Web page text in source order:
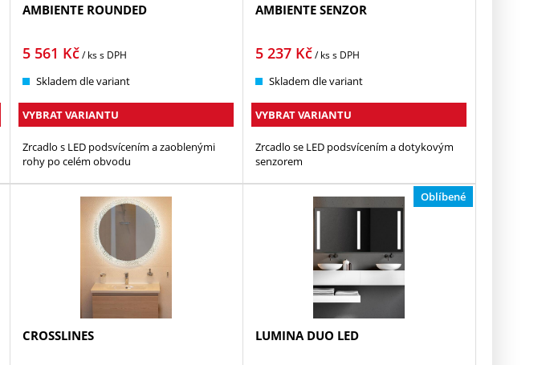
AMBIENTE ROUNDED
5 561 Kč/ kss DPH
Skladem dle variant
VYBRAT VARIANTU
Zrcadlo s LED podsvícením a zaoblenými
rohy po celém obvodu
AMBIENTE SENZOR
5 237 Kč/ kss DPH
Skladem dle variant
VYBRAT VARIANTU
Zrcadlo se LED podsvícením a dotykovým
senzorem
CROSSLINES
Oblíbené
LUMINA DUO LED